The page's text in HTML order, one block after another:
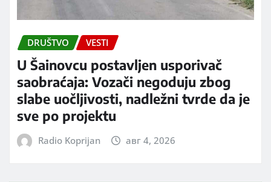
DRUŠTVO VESTI
U Šainovcu postavljen usporivač
saobraćaja: Vozači negoduju zbog
slabe uočljivosti, nadležni tvrde da je
sve po projektu
Radio Koprijan авг 4, 2026